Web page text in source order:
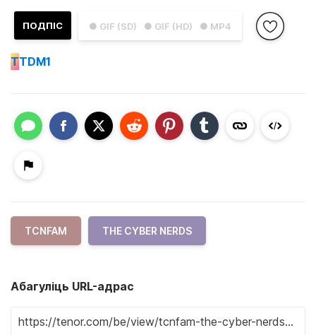
● GIF (SD) ● GIF (HD) ● MP4
ПОДПІС
TTDM1
TCNFAM THE CYBER NERDS
Абагуліць URL-адрас